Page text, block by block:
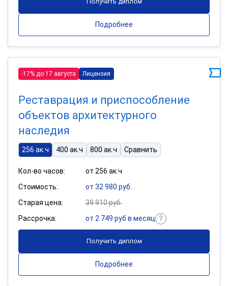
Подробнее
-17% до 17 августа Лицензия
Реставрация и приспособление
объектов архитектурного
наследия
256 ак.ч 400 ак.ч 800 ак.ч Сравнить
Кол-во часов:
от 256 ак.ч
Стоимость:
от 32 980 руб.
Старая цена:
39 910 руб.
Рассрочка:
от 2 749 руб в месяц
Получить диплом
Подробнее